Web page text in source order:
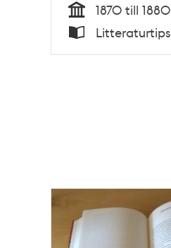
Tid
1870 till 1880
Typ
Litteraturtips